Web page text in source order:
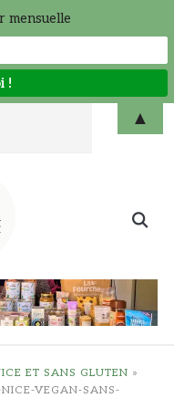
Search
ET SANS GLUTEN »
VEGAN-SANS-
mensuelle
▲